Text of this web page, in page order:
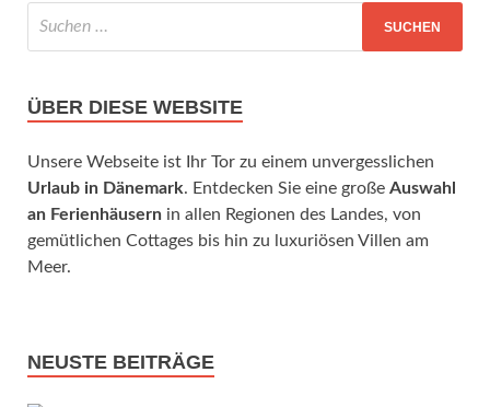
ÜBER DIESE WEBSITE
Unsere Webseite ist Ihr Tor zu einem unvergesslichen
Urlaub in Dänemark. Entdecken Sie eine große Auswahl
an Ferienhäusern in allen Regionen des Landes, von
gemütlichen Cottages bis hin zu luxuriösen Villen am
Meer.
NEUSTE BEITRÄGE